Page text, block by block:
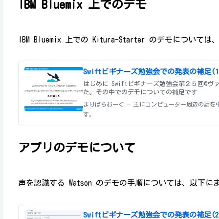
IBM Bluemix 上でのデモ
IBM Bluemix 上での Kitura-Starter のデモについては
Swiftビギナーズ勉強会での発表の補足
はじめに Swiftビギナーズ勉強会第２５回@ヴ
た。その中でのデモについての補足です
まりぱらおーぐ – 主にコンピューター周辺の話を
す。
アプリのデモについて
声を認識する Watson のデモの手順については、以下に
Swiftビギナーズ勉強会での発表の補足